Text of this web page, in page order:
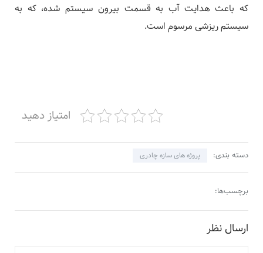
که باعث هدایت آب به قسمت بیرون سیستم شده، که به
سیستم ریزشی مرسوم است.
امتیاز دهید
دسته بندی: پروژه های سازه چادری
برچسب‌ها:
ارسال نظر